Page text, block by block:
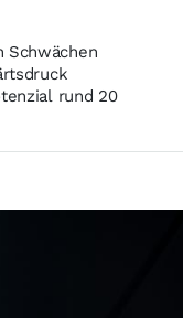
Schwächen
rund 20